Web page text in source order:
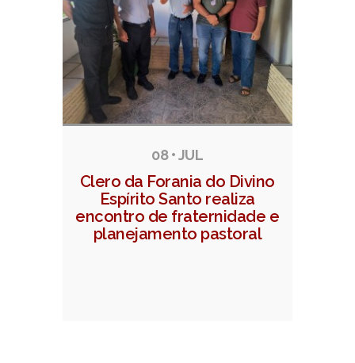
08 • JUL
Clero da Forania do Divino
Espírito Santo realiza
encontro de fraternidade e
planejamento pastoral